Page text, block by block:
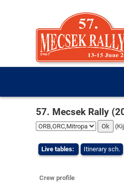
57. Mecsek Rally
(
Live tables: Itinerary sch.
Crew profile